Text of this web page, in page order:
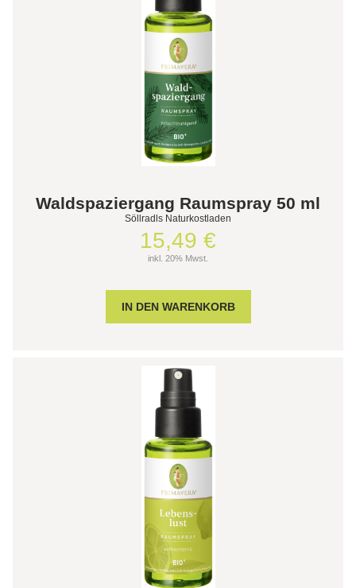
Waldspaziergang Raumspray 50 ml
Söllradls Naturkostladen
15,49 €
inkl. 20% Mwst.